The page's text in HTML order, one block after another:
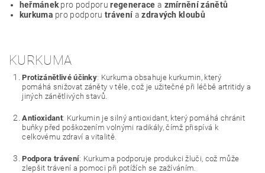
heřmánek pro podporuregenerace a zmírnění zánětů
kurkuma pro podporutrávení azdravých kloubů
KURKUMA
Protizánětlivé účinky: Kurkuma obsahuje kurkumin, který
pomáhá snižovat záněty v těle, což je užitečné při léčbě artritidy a
jiných zánětlivých stavů.
Antioxidant: Kurkumin je silný antioxidant, který pomáhá chránit
buňky před poškozením volnými radikály, čímž přispívá k
celkovému zdraví a vitalitě.
Podpora trávení: Kurkuma podporuje produkci žluči, což může
zlepšit trávení a pomoci při potížích se zažíváním.